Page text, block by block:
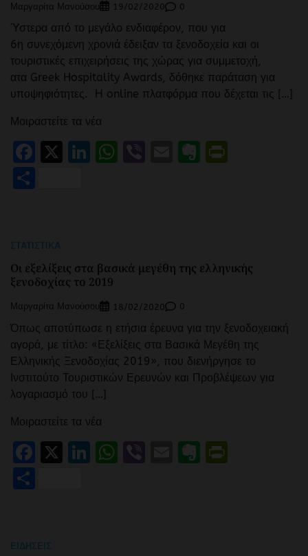
Μαργαρίτα Μανούσου 19/02/2020 0
Ύστερα από το μεγάλο ενδιαφέρον, που για
6η συνεχόμενη χρονιά έδειξαν τα ξενοδοχεία και οι
τουριστικές επιχειρήσεις της χώρας για συμμετοχή,
ατα Greek Hospitality Awards, δόθηκε παράταση για
υποψηφιότητες. Η online πλατφόρμα που δέχεται τις […]
Μοιραστείτε τα νέα
Facebook
X LinkedIn
WhatsApp
ViberEmailEvernote
ΣΤΑΤΙΣΤΙΚΆ
Οι εξελίξεις στα βασικά μεγέθη της ελληνικής
ξενοδοχίας το 2019
Μαργαρίτα Μανούσου 18/02/2020 0
Όπως αποτύπωσε η ετήσια έρευνα για την ξενοδοχειακή
αγορά, με τίτλο: «Εξελίξεις στα Βασικά Μεγέθη της
Ελληνικής Ξενοδοχίας 2019», που διενήργησε το
Ινστιτούτο Τουριστικών Ερευνών και Προβλέψεων για
λογαριασμό του […]
Μοιραστείτε τα νέα
Facebook
X LinkedIn
WhatsApp
ViberEmailEvernote
ΕΙΔΉΣΕΙΣ